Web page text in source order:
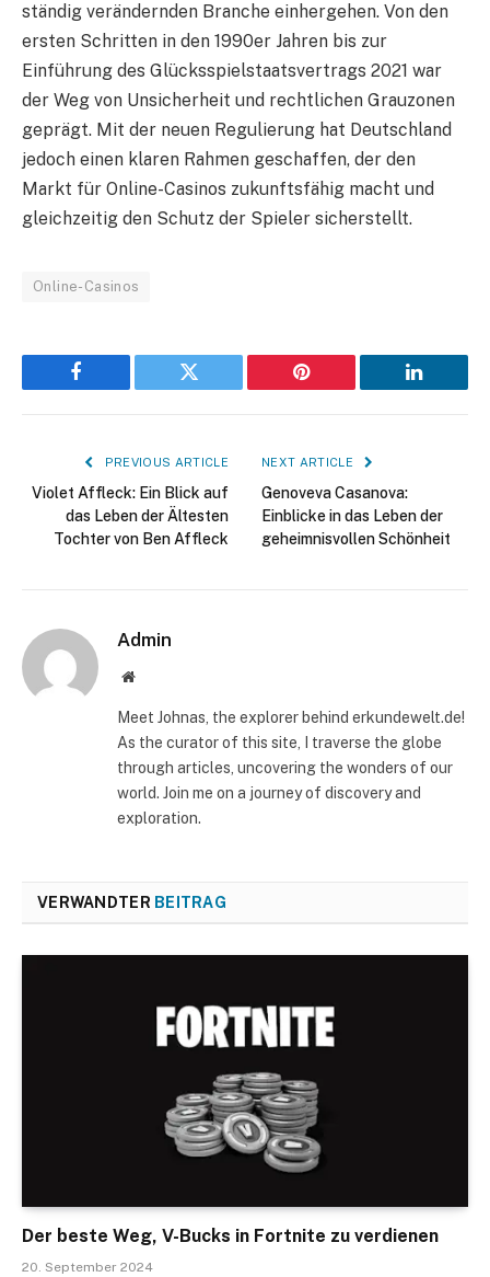
ständig verändernden Branche einhergehen. Von den
ersten Schritten in den 1990er Jahren bis zur
Einführung des Glücksspielstaatsvertrags 2021 war
der Weg von Unsicherheit und rechtlichen Grauzonen
geprägt. Mit der neuen Regulierung hat Deutschland
jedoch einen klaren Rahmen geschaffen, der den
Markt für Online-Casinos zukunftsfähig macht und
gleichzeitig den Schutz der Spieler sicherstellt.
Online-Casinos
Facebook Twitter Pinterest LinkedIn
PREVIOUS ARTICLE
Violet Affleck: Ein Blick auf
das Leben der Ältesten
Tochter von Ben Affleck
NEXT ARTICLE
Genoveva Casanova:
Einblicke in das Leben der
geheimnisvollen Schönheit
Admin
Website
Meet Johnas, the explorer behind erkundewelt.de!
As the curator of this site, I traverse the globe
through articles, uncovering the wonders of our
world. Join me on a journey of discovery and
exploration.
VERWANDTER BEITRAG
Der beste Weg, V-Bucks in Fortnite zu verdienen
20. September 2024